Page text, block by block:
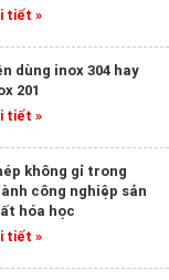
tiết »
dùng inox 304 hay
201
tiết »
không gỉ trong
công nghiệp sản
hóa học
tiết »